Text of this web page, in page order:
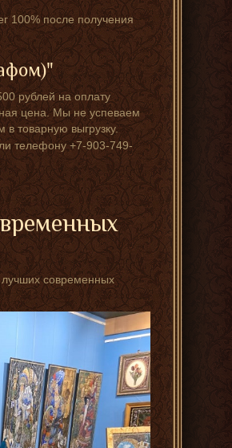
100% после получения
рублей на оплату
цена. Мы не успеваем
товарную выгрузку.
телефону +7-903-749-
лучших современных